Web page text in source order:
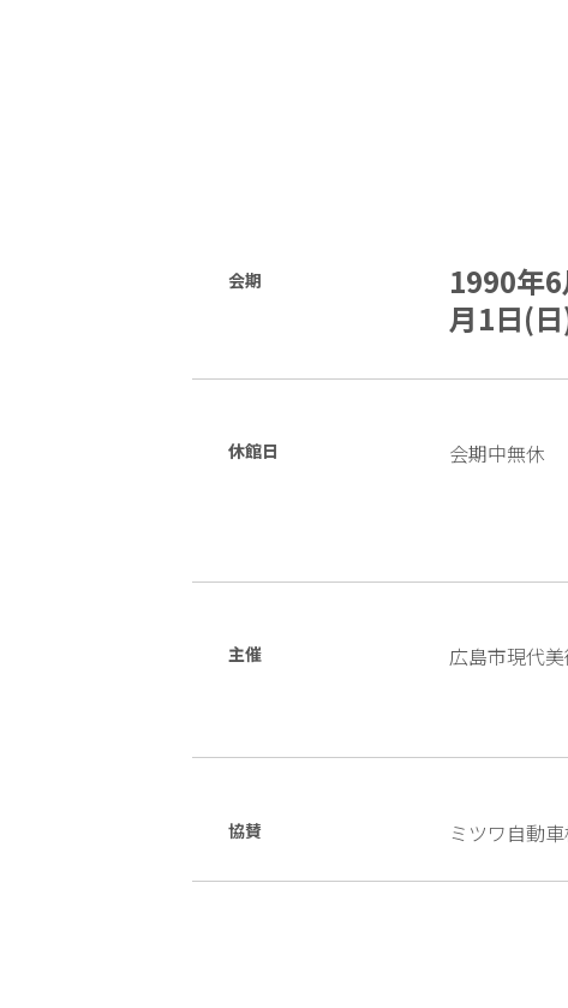
会期
1990年
月1日(
休館日 会期中無休
主催 広島市現代
協賛 ミツワ自動